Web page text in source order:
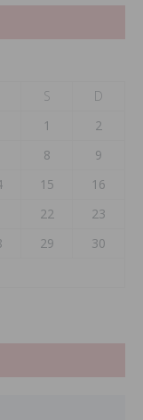
S
D
1
2
8
9
15
16
22
23
29
30